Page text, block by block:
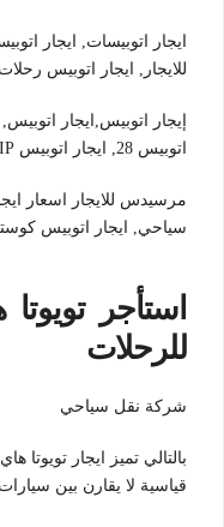
للايجار, ايجار اتوبيس
اتوبيس 28, ايجار اتوبيس VIP, ليموزين مطار القاهرة
مرسيدس للايجار اسعار
سياحي, ايجار اتوبيس
للرحلات
شركة نقل سياحي
بالتالي تميز ايجار
قياسية لا يقارن بين